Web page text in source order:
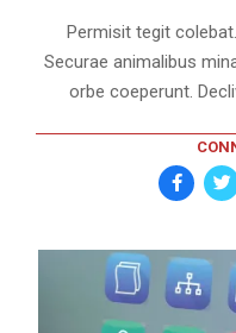
Permisit tegit
Securae animalibus
orbe coeperunt.